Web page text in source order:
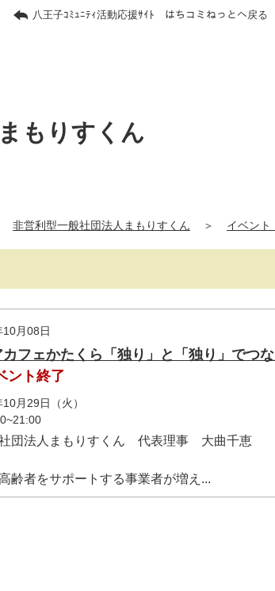
八王子ｺﾐｭﾆﾃｨ活動応援ｻｲﾄ はちコミねっとへ戻る
もりすくん
非営利型一般社団法人まもりすくん ＞ イベント
月08日
フェかたくら「独り」と「独り」でつ
ント終了
月29日（火）
社団法人まもりすくん 代表理事 大曲千恵
齢者をサポートする事業者が増え...